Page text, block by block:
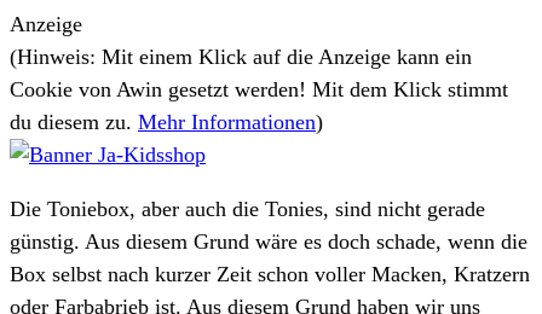
Anzeige
(Hinweis: Mit einem Klick auf die Anzeige kann ein
Cookie von Awin gesetzt werden! Mit dem Klick stimmt
du diesem zu. Mehr Informationen)
Die Toniebox, aber auch die Tonies, sind nicht gerade
günstig. Aus diesem Grund wäre es doch schade, wenn die
Box selbst nach kurzer Zeit schon voller Macken, Kratzern
oder Farbabrieb ist. Aus diesem Grund haben wir uns